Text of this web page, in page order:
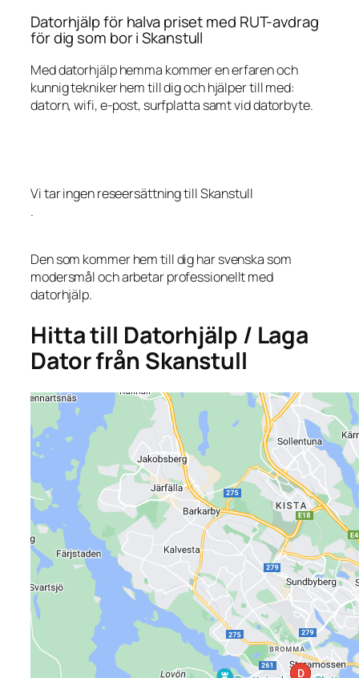
Datorhjälp för halva priset med RUT-avdrag
för dig som bor i Skanstull
Med datorhjälp hemma kommer en erfaren och
kunnig tekniker hem till dig och hjälper till med:
datorn, wifi, e-post, surfplatta samt vid datorbyte.
Vi tar ingen reseersättning till Skanstull
.
Den som kommer hem till dig har svenska som
modersmål och arbetar professionellt med
datorhjälp.
Hitta till Datorhjälp / Laga
Dator från Skanstull